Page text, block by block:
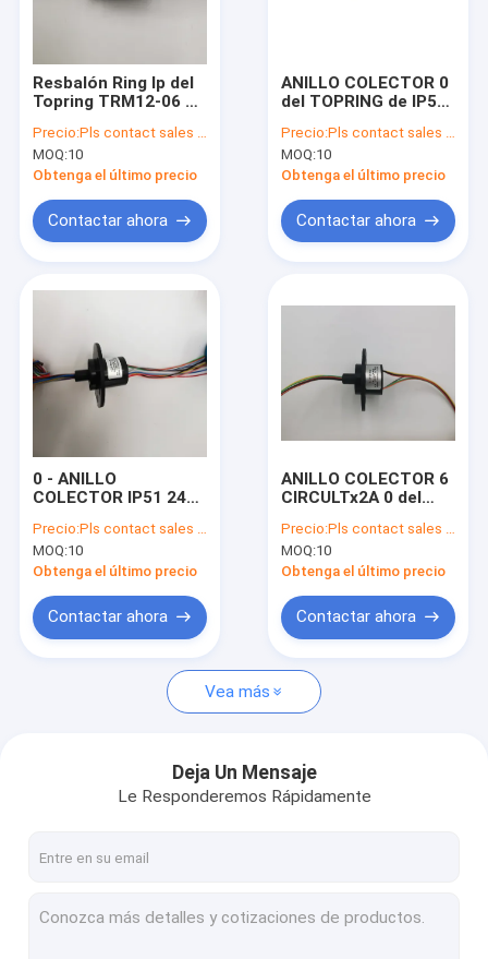
Sobre nosotros
Diodos y transistores electrónicos
Unidad MCU del microcontrolador
Almacenamiento de datos de memoria Flash
Conector del tablero del PWB
Módulo electrónico de Digitaces
MOSFET del poder más elevado
Resbalón Ring Ip del
Topring TRM12-06 51
Ac/Dc
Precio:Pls contact sales for update price
MOQ:10
Obtenga el último precio
Contactar ahora
ANILLO COLECTOR 0
del TOPRING de IP51
TRC22A-30 - 240V
AC/DC
Precio:Pls contact sales for update price
MOQ:10
Obtenga el último precio
Contactar ahora
0 - ANILLO
COLECTOR IP51 24
TOPRING de 240V
AC/DC TRC22A-24
Precio:Pls contact sales for update price
MOQ:10
Obtenga el último precio
Contactar ahora
ANILLO COLECTOR 6
CIRCULTx2A 0 del
TRC22A-06 - 240V
AC/DC
Precio:Pls contact sales for update price
MOQ:10
Obtenga el último precio
Contactar ahora
Vea más
Deja Un Mensaje
Le Responderemos Rápidamente